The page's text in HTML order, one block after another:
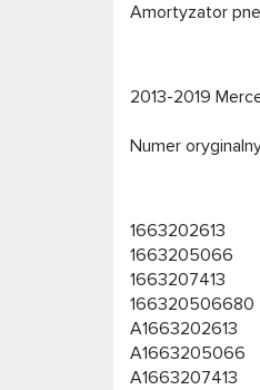
Amortyzator
2013-2019
Numer
1663202613
1663205066
1663207413
166320506680
A1663202613
A1663205066
A1663207413